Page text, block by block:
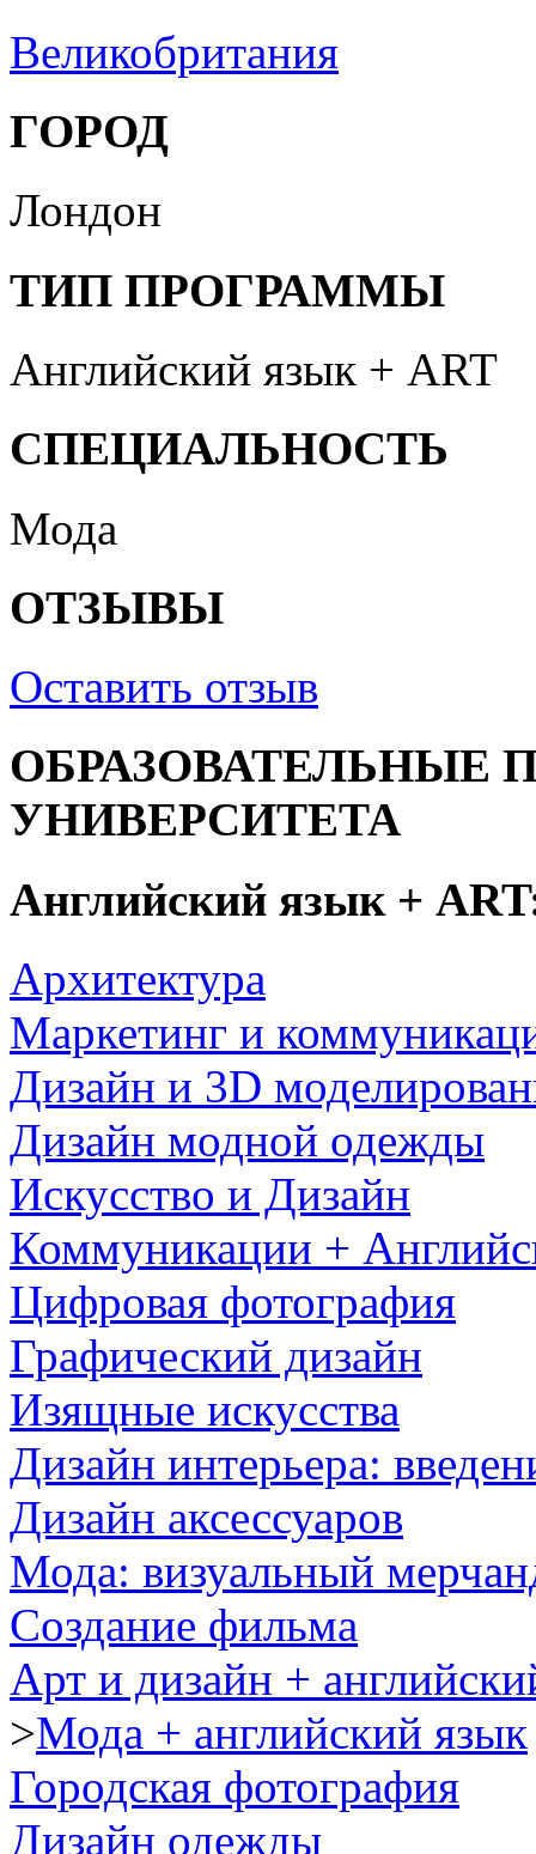
Великобритания
ГОРОД
Лондон
ТИП ПРОГРАММЫ
Английский язык + ART
СПЕЦИАЛЬНОСТЬ
Мода
ОТЗЫВЫ
Оставить отзыв
ОБРАЗОВАТЕЛЬНЫЕ
УНИВЕРСИТЕТА
Английский язык +
Архитектура
Маркетинг и
Дизайн и 3D
Дизайн модной одежды
Искусство и Дизайн
Коммуникации +
Цифровая фотография
Графический дизайн
Изящные искусства
Дизайн интерьера:
Дизайн аксессуаров
Мода: визуальный
Создание фильма
Арт и дизайн +
>Мода + английский язык
Городская фотография
Дизайн одежды